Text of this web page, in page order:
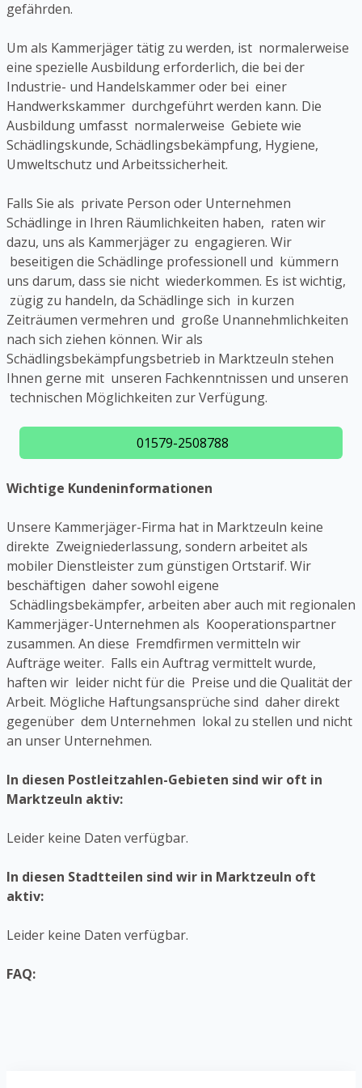
gefährden.
Um als Kammerjäger tätig zu werden, ist normalerweise
eine spezielle Ausbildung erforderlich, die bei der
Industrie- und Handelskammer oder bei einer
Handwerkskammer durchgeführt werden kann. Die
Ausbildung umfasst normalerweise Gebiete wie
Schädlingskunde, Schädlingsbekämpfung, Hygiene,
Umweltschutz und Arbeitssicherheit.
Falls Sie als private Person oder Unternehmen
Schädlinge in Ihren Räumlichkeiten haben, raten wir
dazu, uns als Kammerjäger zu engagieren. Wir
beseitigen die Schädlinge professionell und kümmern
uns darum, dass sie nicht wiederkommen. Es ist wichtig,
zügig zu handeln, da Schädlinge sich in kurzen
Zeiträumen vermehren und große Unannehmlichkeiten
nach sich ziehen können. Wir als
Schädlingsbekämpfungsbetrieb in Marktzeuln stehen
Ihnen gerne mit unseren Fachkenntnissen und unseren
technischen Möglichkeiten zur Verfügung.
01579-2508788
Wichtige Kundeninformationen
Unsere Kammerjäger-Firma hat in Marktzeuln keine
direkte Zweigniederlassung, sondern arbeitet als
mobiler Dienstleister zum günstigen Ortstarif. Wir
beschäftigen daher sowohl eigene
Schädlingsbekämpfer, arbeiten aber auch mit regionalen
Kammerjäger-Unternehmen als Kooperationspartner
zusammen. An diese Fremdfirmen vermitteln wir
Aufträge weiter. Falls ein Auftrag vermittelt wurde,
haften wir leider nicht für die Preise und die Qualität der
Arbeit. Mögliche Haftungsansprüche sind daher direkt
gegenüber dem Unternehmen lokal zu stellen und nicht
an unser Unternehmen.
In diesen Postleitzahlen-Gebieten sind wir oft in
Marktzeuln aktiv:
Leider keine Daten verfügbar.
In diesen Stadtteilen sind wir in Marktzeuln oft
aktiv:
Leider keine Daten verfügbar.
FAQ: